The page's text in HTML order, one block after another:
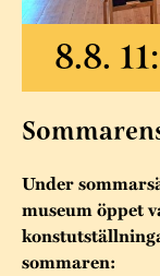
Under
museum öppet
sommaren: